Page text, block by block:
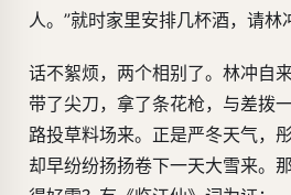
人。”就时家里安排几杯酒，请林
话不絮烦，两个相别了。林冲自
带了尖刀，拿了条花枪，与差拨
路投草料场来。正是严冬天气，
却早纷纷扬扬卷下一天大雪来。